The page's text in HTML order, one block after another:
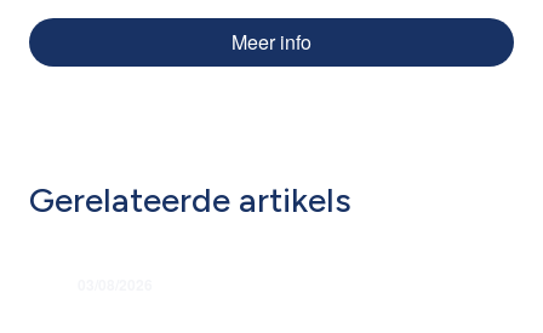
Meer info
Gerelateerde artikels